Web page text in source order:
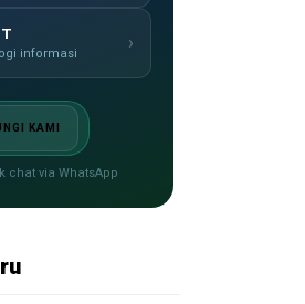
informasi ›
KAMI
chat via WhatsApp